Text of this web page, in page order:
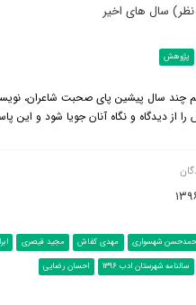
سال های اخیر
پژوهش
چند سال پیشین پای صحبت شاعران،
دیدگاه و نگاه آنان جویا شود و این
شهسواری مهدی کفاش مجید قیصری
سالنامه شهرستان ادب 1396
احسان رضایی